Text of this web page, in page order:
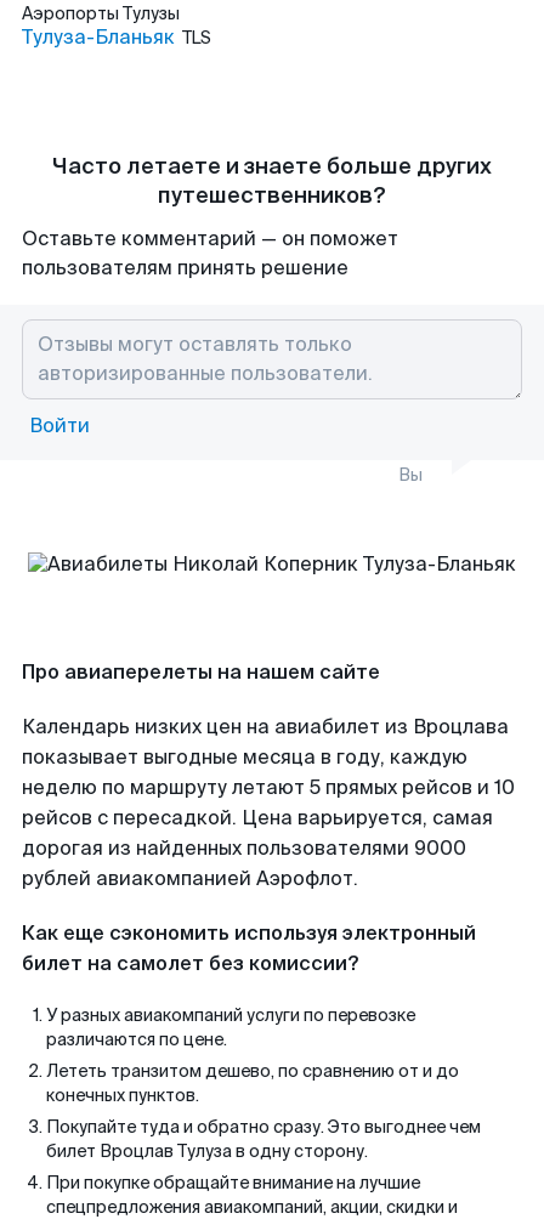
Аэропорты Тулузы
Тулуза-Бланьяк TLS
Часто летаете и знаете больше других
путешественников?
Оставьте комментарий — он поможет
пользователям принять решение
Войти
Вы
Про авиаперелеты на нашем сайте
Календарь низких цен на авиабилет из Вроцлава
показывает выгодные месяца в году, каждую
неделю по маршруту летают 5 прямых рейсов и 10
рейсов с пересадкой. Цена варьируется, самая
дорогая из найденных пользователями 9000
рублей авиакомпанией Аэрофлот.
Как еще сэкономить используя электронный
билет на самолет без комиссии?
У разных авиакомпаний услуги по перевозке
различаются по цене.
Лететь транзитом дешево, по сравнению от и до
конечных пунктов.
Покупайте туда и обратно сразу. Это выгоднее чем
билет Вроцлав Тулуза в одну сторону.
При покупке обращайте внимание на лучшие
спецпредложения авиакомпаний, акции, скидки и